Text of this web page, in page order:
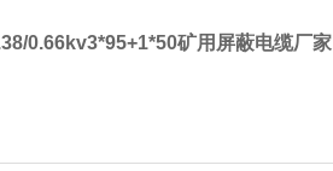
0.66kv3*95+1*50矿用屏蔽电缆厂家